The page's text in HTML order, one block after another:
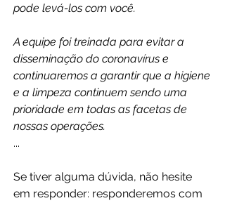
pode levá-los com você.
A equipe foi treinada para evitar a
disseminação do coronavírus e
continuaremos a garantir que a higiene
e a limpeza continuem sendo uma
prioridade em todas as facetas de
nossas operações.
...
Se tiver alguma dúvida, não hesite
em responder: responderemos com